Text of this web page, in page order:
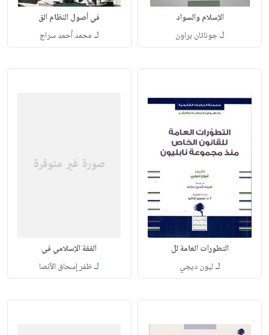
الإسلام والسواد
لـجوناثان براون
في أصول النظام الق
لـ محمد أحمد سراج
التطورات العامة لل
لـ ليون ديجي
الفقة الإسلامي في
لـظفر إسحاق الأنصا